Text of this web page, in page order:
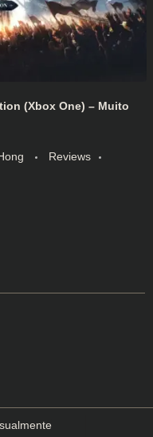
(Xbox One) – Muito
Reviews